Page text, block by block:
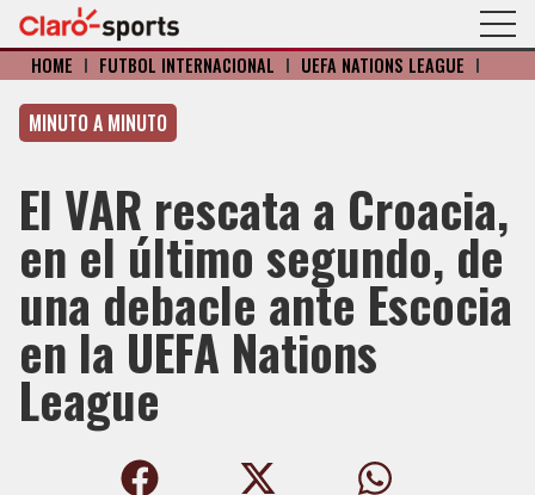
HOME I FÚTBOL INTERNACIONAL I UEFA NATIONS LEAGUE I
MINUTO A MINUTO
El VAR rescata a Croacia,
en el último segundo, de
una debacle ante Escocia
en la UEFA Nations
League